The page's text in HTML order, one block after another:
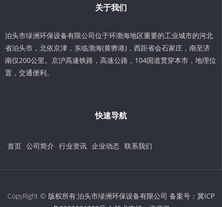
关于我们
泊头市绿洲环保设备有限公司位于环渤海地区重要的工业城市的河北
省泊头市，北依京津，东临渤海(黄骅港)，西距省会石家庄，南至济
南仅200公里。京沪高速铁路，高速公路，104国道贯穿本市，地理位
置，交通便利。
快速导航
首页 公司简介 行业资讯 企业动态 联系我们
CopyRight © 版权所有:泊头市绿洲环保设备有限公司 备案号： 冀ICP